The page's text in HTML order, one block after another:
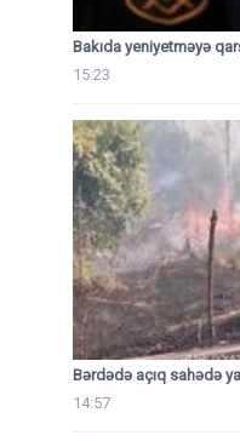
Bakıda yeniyetməyə
15:23
Bərdədə açıq sahədə
14:57